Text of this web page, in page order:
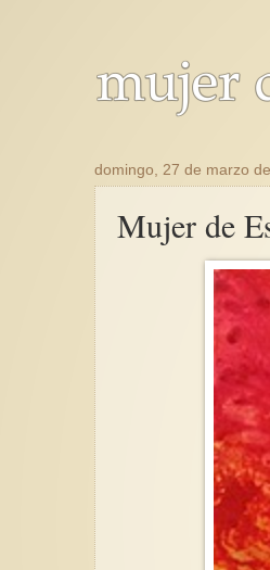
domingo, 27 de marzo
Mujer de